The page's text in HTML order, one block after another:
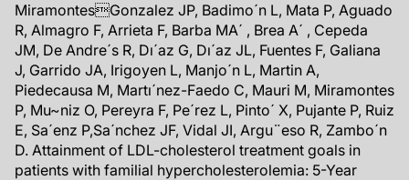
MiramontesGonzalez JP, Badimo´n L, Mata P, Aguado
R, Almagro F, Arrieta F, Barba MA´ , Brea A´ , Cepeda
JM, De Andre´s R, Dı´az G, Dı´az JL, Fuentes F, Galiana
J, Garrido JA, Irigoyen L, Manjo´n L, Martin A,
Piedecausa M, Martı´nez-Faedo C, Mauri M, Miramontes
P, Mu~niz O, Pereyra F, Pe´rez L, Pinto´ X, Pujante P, Ruiz
E, Sa´enz P,Sa´nchez JF, Vidal JI, Argu¨eso R, Zambo´n
D. Attainment of LDL-cholesterol treatment goals in
patients with familial hypercholesterolemia: 5-Year